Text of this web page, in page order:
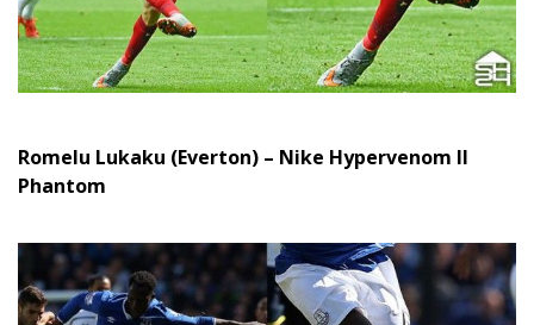
Romelu Lukaku (Everton) – Nike Hypervenom II
Phantom